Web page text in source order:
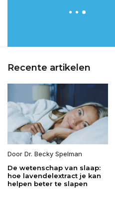
Recente artikelen
Door Dr. Becky Spelman
De wetenschap van slaap:
hoe lavendelextract je kan
helpen beter te slapen